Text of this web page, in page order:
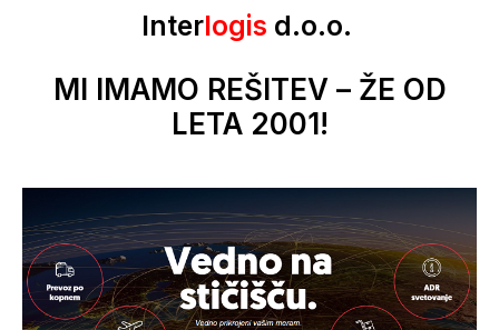
Interlogis d.o.o.
MI IMAMO REŠITEV – ŽE OD
LETA 2001!